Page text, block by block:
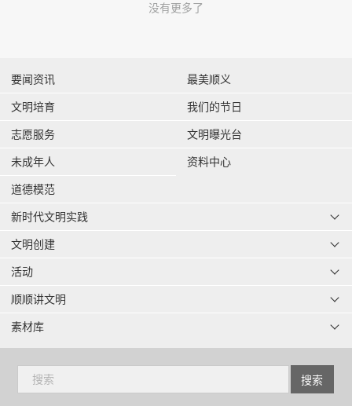
没有更多了
要闻资讯
文明培育
志愿服务
未成年人
道德模范
最美顺义
我们的节日
文明曝光台
资料中心
新时代文明实践
文明创建
活动
顺顺讲文明
素材库